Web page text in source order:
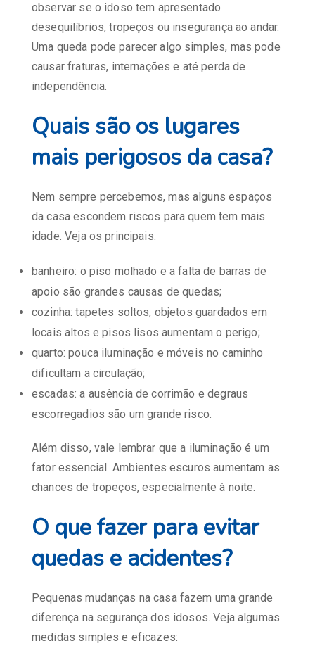
observar se o idoso tem apresentado
desequilíbrios, tropeços ou insegurança ao andar.
Uma queda pode parecer algo simples, mas pode
causar fraturas, internações e até perda de
independência.
Quais são os lugares
mais perigosos da casa?
Nem sempre percebemos, mas alguns espaços
da casa escondem riscos para quem tem mais
idade. Veja os principais:
banheiro: o piso molhado e a falta de barras de
apoio são grandes causas de quedas;
cozinha: tapetes soltos, objetos guardados em
locais altos e pisos lisos aumentam o perigo;
quarto: pouca iluminação e móveis no caminho
dificultam a circulação;
escadas: a ausência de corrimão e degraus
escorregadios são um grande risco.
Além disso, vale lembrar que a iluminação é um
fator essencial. Ambientes escuros aumentam as
chances de tropeços, especialmente à noite.
O que fazer para evitar
quedas e acidentes?
Pequenas mudanças na casa fazem uma grande
diferença na segurança dos idosos. Veja algumas
medidas simples e eficazes: